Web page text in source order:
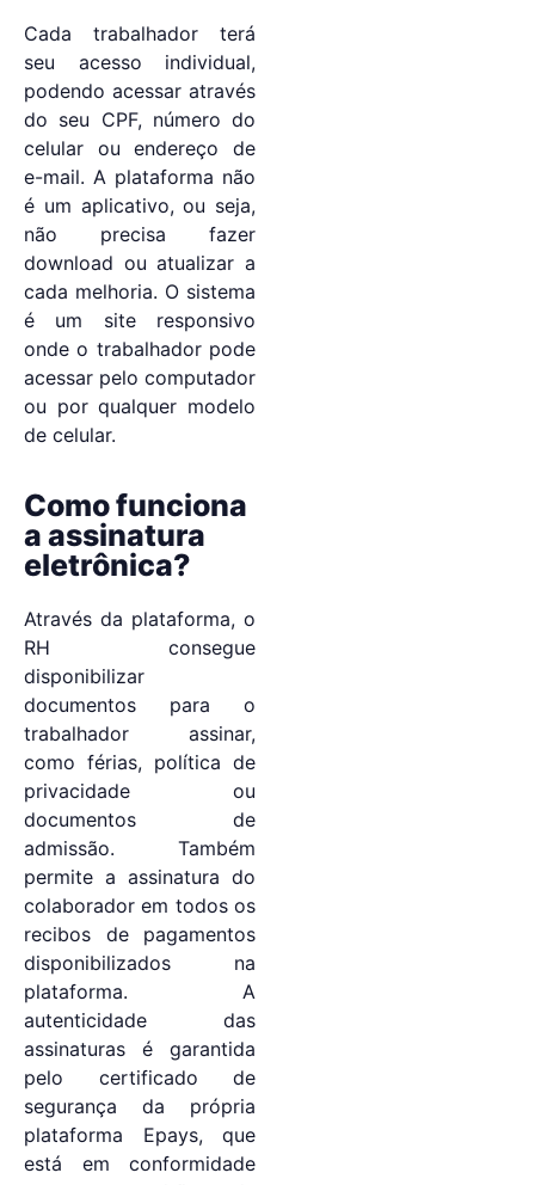
Cada trabalhador terá
seu acesso individual,
podendo acessar através
do seu CPF, número do
celular ou endereço de
e-mail. A plataforma não
é um aplicativo, ou seja,
não precisa fazer
download ou atualizar a
cada melhoria. O sistema
é um site responsivo
onde o trabalhador pode
acessar pelo computador
ou por qualquer modelo
de celular.
Como funciona
a assinatura
eletrônica?
Através da plataforma, o
RH consegue
disponibilizar
documentos para o
trabalhador assinar,
como férias, política de
privacidade ou
documentos de
admissão. Também
permite a assinatura do
colaborador em todos os
recibos de pagamentos
disponibilizados na
plataforma. A
autenticidade das
assinaturas é garantida
pelo certificado de
segurança da própria
plataforma Epays, que
está em conformidade